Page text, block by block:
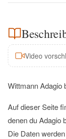
Video
Wittmann Adagio
Auf dieser Seite
denen du Adagio
Die Daten